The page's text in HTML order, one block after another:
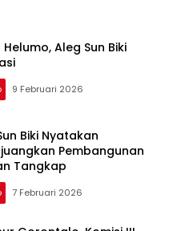
Aleg Sun Biki
9 Februari 2026
Biki Nyatakan
Pembangunan
Tangkap
7 Februari 2026